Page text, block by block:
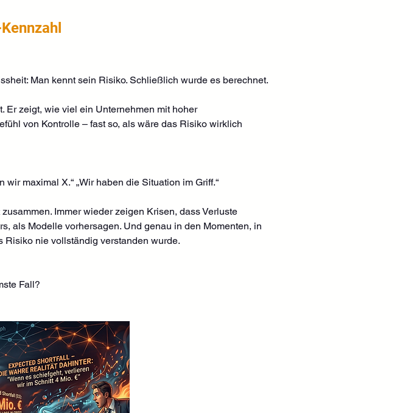
Man kennt sein Risiko. Schließlich wurde es berechnet.
Er zeigt, wie viel ein Unternehmen mit hoher
von Kontrolle – fast so, als wäre das Risiko wirklich
maximal X.“ „Wir haben die Situation im Griff.“
Immer wieder zeigen Krisen, dass Verluste
als Modelle vorhersagen. Und genau in den Momenten, in
Risiko nie vollständig verstanden wurde.
Fall?